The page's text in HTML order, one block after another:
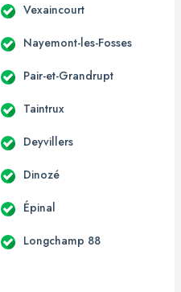
Vexaincourt
Nayemont-les-Fosses
Pair-et-Grandrupt
Taintrux
Deyvillers
Dinozé
Épinal
Longchamp 88